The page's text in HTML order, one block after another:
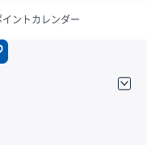
ントカレンダー